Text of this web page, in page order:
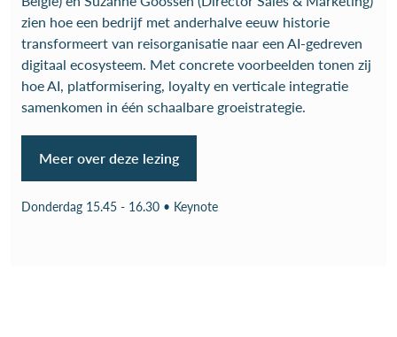
zien hoe een bedrijf met anderhalve eeuw historie
transformeert van reisorganisatie naar een AI-gedreven
digitaal ecosysteem. Met concrete voorbeelden tonen zij
hoe AI, platformisering, loyalty en verticale integratie
samenkomen in één schaalbare groeistrategie.
Meer over deze lezing
Donderdag 15.45 - 16.30 • Keynote